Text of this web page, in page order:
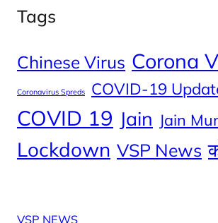
Tags
Chinese Virus Corona
Coronavirus Spreds COVID-19
COVID 19 Jain Jain
Lockdown VSP News
VSP NEWS